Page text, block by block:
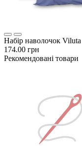
Набір наволочок
174.00 грн
Рекомендовані товари